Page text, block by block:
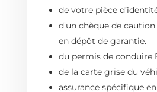
de votre pièce
d’un chèque de
en dépôt de garantie.
du permis de conduire
de la carte grise du
assurance spécifique en